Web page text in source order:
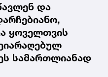
და
ყოველთვის
სამართლიანად